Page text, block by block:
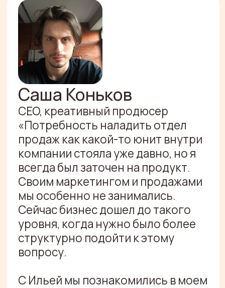
клиента), который был
формализован и превратился в
воронку с чек-листами и
описанием по каждому этапу;
во-вторых, важно было, чтобы
кто-то посмотрел на бизнес со
стороны и подсветил слабые
места; в-третьих, это портреты
людей, которых надо было
нанять.
Стало чуть понятнее, что можно
требовать с людей (менеджеров
проектов, продажников) по
отчетностям, как выглядят эти
отчеты. Для меня это была
неизведанная территория. Тут
было клево получить экспертизу.
Я точно готов рекомендовать,
потому что мне понравился
подход, включенность. Я не
пожалел, но скажу, что само
ничего не делается, требуется
активное включение»